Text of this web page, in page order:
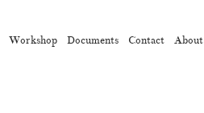
Workshop Documents Contact About